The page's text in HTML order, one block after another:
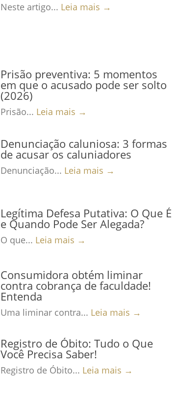
Neste artigo... Leia mais →
Prisão preventiva: 5 momentos
em que o acusado pode ser solto
(2026)
Prisão... Leia mais →
Denunciação caluniosa: 3 formas
de acusar os caluniadores
Denunciação... Leia mais →
Legítima Defesa Putativa: O Que É
e Quando Pode Ser Alegada?
O que... Leia mais →
Consumidora obtém liminar
contra cobrança de faculdade!
Entenda
Uma liminar contra... Leia mais →
Registro de Óbito: Tudo o Que
Você Precisa Saber!
Registro de Óbito... Leia mais →